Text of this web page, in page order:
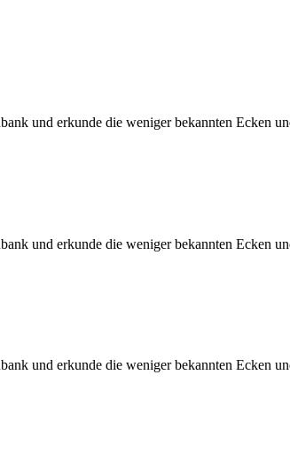
und erkunde die weniger bekannten Ecken
und erkunde die weniger bekannten Ecken
und erkunde die weniger bekannten Ecken